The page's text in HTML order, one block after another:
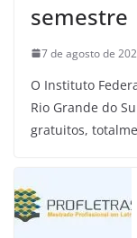
semestre
7 de agosto de
O Instituto
Rio Grande do
gratuitos,